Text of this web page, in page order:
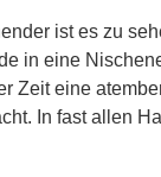
ist es zu
in eine
Zeit eine
In fast allen